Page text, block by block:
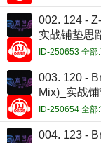
002. 124 -
实战铺垫思
ID-250653 全
003. 120 -
Mix)_实战
ID-250654 全
004. 123 -